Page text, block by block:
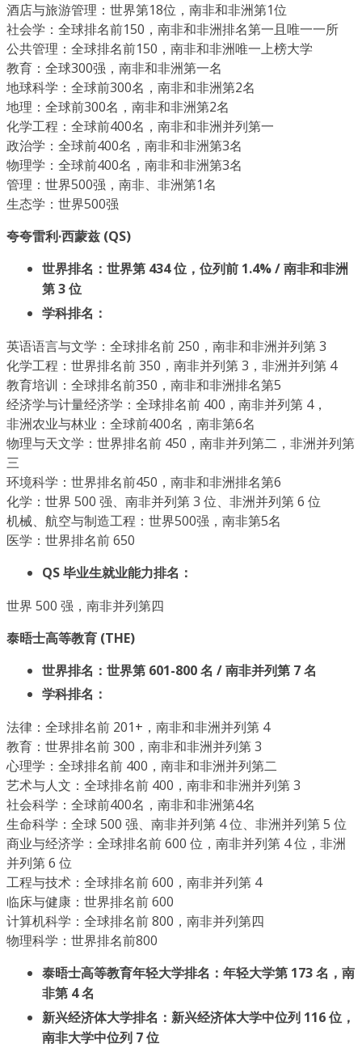
酒店与旅游管理：世界第18位，南非和非洲第1位
社会学：全球排名前150，南非和非洲排名第一且唯一一所
公共管理：全球排名前150，南非和非洲唯一上榜大学
教育：全球300强，南非和非洲第一名
地球科学：全球前300名，南非和非洲第2名
地理：全球前300名，南非和非洲第2名
化学工程：全球前400名，南非和非洲并列第一
政治学：全球前400名，南非和非洲第3名
物理学：全球前400名，南非和非洲第3名
管理：世界500强，南非、非洲第1名
生态学：世界500强
夸夸雷利·西蒙兹 (QS)
世界排名：世界第 434 位，位列前 1.4% / 南非和非洲
第 3 位
学科排名：
英语语言与文学：全球排名前 250，南非和非洲并列第 3
化学工程：世界排名前 350，南非并列第 3，非洲并列第 4
教育培训：全球排名前350，南非和非洲排名第5
经济学与计量经济学：全球排名前 400，南非并列第 4，
非洲农业与林业：全球前400名，南非第6名
物理与天文学：世界排名前 450，南非并列第二，非洲并列第
三
环境科学：世界排名前450，南非和非洲排名第6
化学：世界 500 强、南非并列第 3 位、非洲并列第 6 位
机械、航空与制造工程：世界500强，南非第5名
医学：世界排名前 650
QS 毕业生就业能力排名：
世界 500 强，南非并列第四
泰晤士高等教育 (THE)
世界排名：世界第 601-800 名 / 南非并列第 7 名
学科排名：
法律：全球排名前 201+，南非和非洲并列第 4
教育：世界排名前 300，南非和非洲并列第 3
心理学：全球排名前 400，南非和非洲并列第二
艺术与人文：全球排名前 400，南非和非洲并列第 3
社会科学：全球前400名，南非和非洲第4名
生命科学：全球 500 强、南非并列第 4 位、非洲并列第 5 位
商业与经济学：全球排名前 600 位，南非并列第 4 位，非洲
并列第 6 位
工程与技术：全球排名前 600，南非并列第 4
临床与健康：世界排名前 600
计算机科学：全球排名前 800，南非并列第四
物理科学：世界排名前800
泰晤士高等教育年轻大学排名：年轻大学第 173 名，南
非第 4 名
新兴经济体大学排名：新兴经济体大学中位列 116 位，
南非大学中位列 7 位